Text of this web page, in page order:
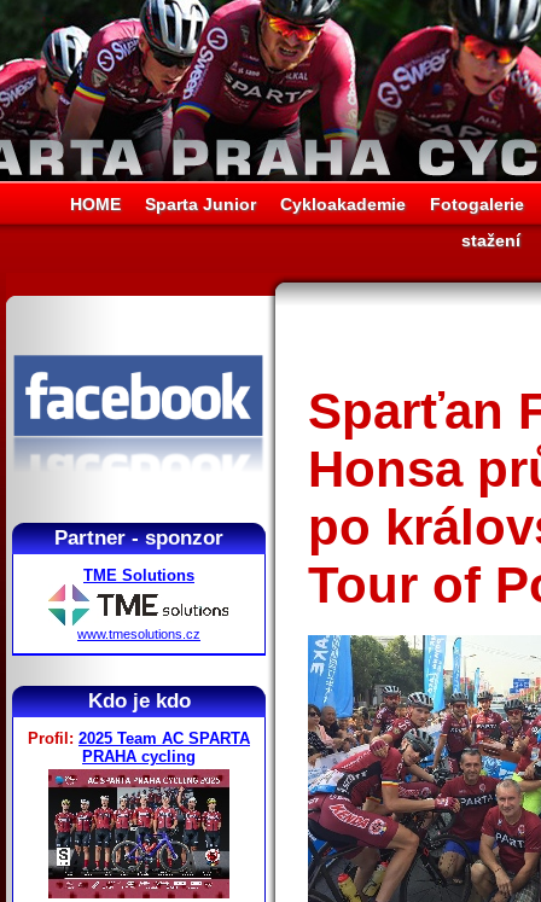
HOME Sparta Junior Cykloakademie
Fotogalerie
stažení
Partner - sponzor
TME Solutions
www.tmesolutions.cz
Kdo je kdo
Profil: 2025 Team AC SPARTA
PRAHA cycling
Sparťan
Honsa
po
Tour of